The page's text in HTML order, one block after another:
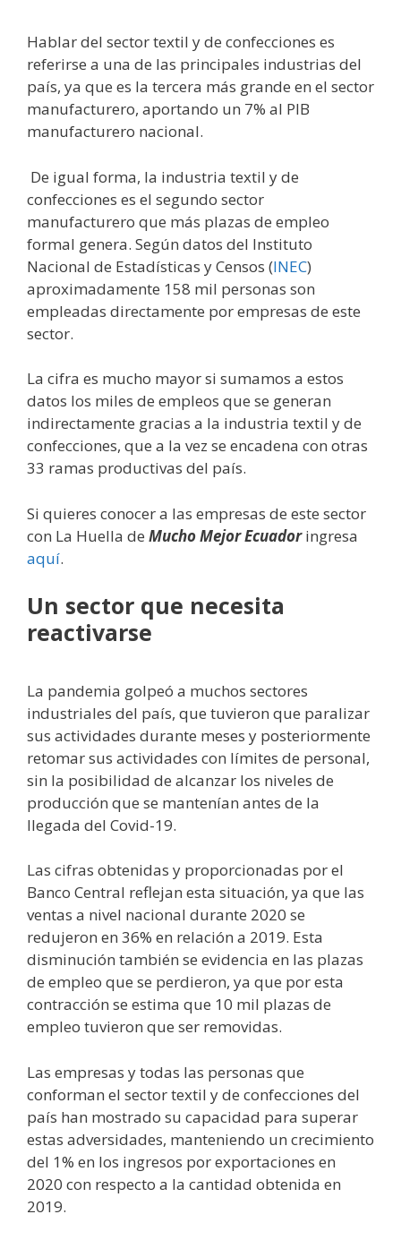
Hablar del sector textil y de confecciones es
referirse a una de las principales industrias del
país, ya que es la tercera más grande en el sector
manufacturero, aportando un 7% al PIB
manufacturero nacional.
De igual forma, la industria textil y de
confecciones es el segundo sector
manufacturero que más plazas de empleo
formal genera. Según datos del Instituto
Nacional de Estadísticas y Censos (INEC)
aproximadamente 158 mil personas son
empleadas directamente por empresas de este
sector.
La cifra es mucho mayor si sumamos a estos
datos los miles de empleos que se generan
indirectamente gracias a la industria textil y de
confecciones, que a la vez se encadena con otras
33 ramas productivas del país.
Si quieres conocer a las empresas de este sector
con La Huella de Mucho Mejor Ecuadoringresa
aquí.
Un sector que necesita
reactivarse
La pandemia golpeó a muchos sectores
industriales del país, que tuvieron que paralizar
sus actividades durante meses y posteriormente
retomar sus actividades con límites de personal,
sin la posibilidad de alcanzar los niveles de
producción que se mantenían antes de la
llegada del Covid-19.
Las cifras obtenidas y proporcionadas por el
Banco Central reflejan esta situación, ya que las
ventas a nivel nacional durante 2020 se
redujeron en 36% en relación a 2019. Esta
disminución también se evidencia en las plazas
de empleo que se perdieron, ya que por esta
contracción se estima que 10 mil plazas de
empleo tuvieron que ser removidas.
Las empresas y todas las personas que
conforman el sector textil y de confecciones del
país han mostrado su capacidad para superar
estas adversidades, manteniendo un crecimiento
del 1% en los ingresos por exportaciones en
2020 con respecto a la cantidad obtenida en
2019.